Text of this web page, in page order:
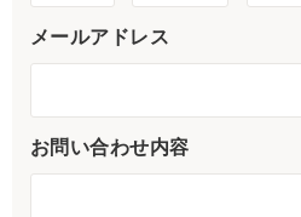
メールアドレス
お問い合わせ内容